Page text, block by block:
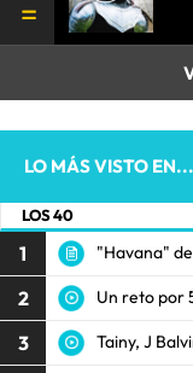
LO MÁS VISTO EN...
LOS 40
1 "Havana"
2 Un reto por
3 Tainy, J